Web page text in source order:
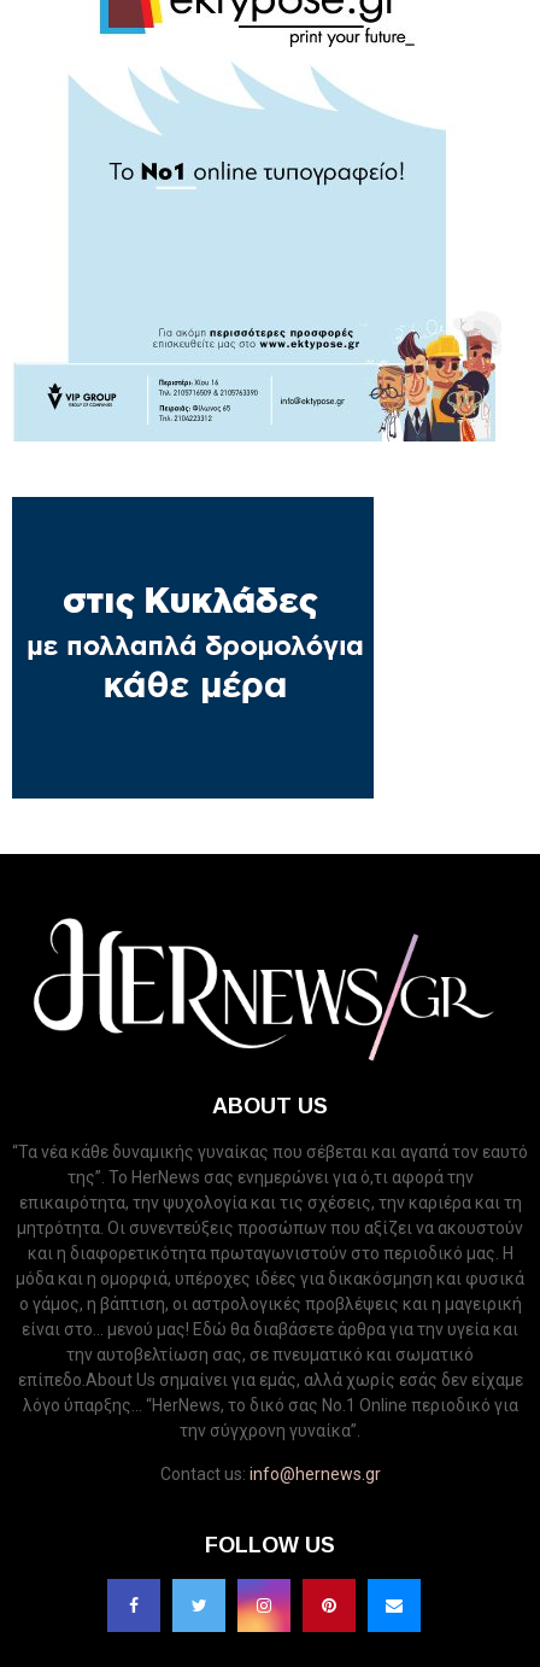
ABOUT US
“Τα νέα κάθε δυναμικής γυναίκας που σέβεται και αγαπά τον εαυτό
της”. Το HerNews σας ενημερώνει για ό,τι αφορά την
επικαιρότητα, την ψυχολογία και τις σχέσεις, την καριέρα και τη
μητρότητα. Οι συνεντεύξεις προσώπων που αξίζει να ακουστούν
και η διαφορετικότητα πρωταγωνιστούν στο περιοδικό μας. Η
μόδα και η ομορφιά, υπέροχες ιδέες για δικακόσμηση και φυσικά
ο γάμος, η βάπτιση, οι αστρολογικές προβλέψεις και η μαγειρική
είναι στο... μενού μας! Εδώ θα διαβάσετε άρθρα για την υγεία και
την αυτοβελτίωση σας, σε πνευματικό και σωματικό
επίπεδο.About Us σημαίνει για εμάς, αλλά χωρίς εσάς δεν είχαμε
λόγο ύπαρξης... “HerNews, το δικό σας Νo.1 Online περιοδικό για
την σύγχρονη γυναίκα”.
Contact us: info@hernews.gr
FOLLOW US